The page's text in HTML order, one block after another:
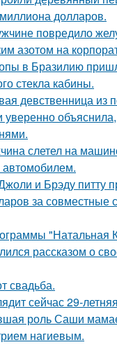
долларов.
повредило
азотом на
в Бразилию
стекла кабины.
девственница из
слетел на
автомобилем.
и Брэду питту
за совместные
"Натальная
рассказом о
свадьба.
сейчас 29-
роль Саши
нагиевым.